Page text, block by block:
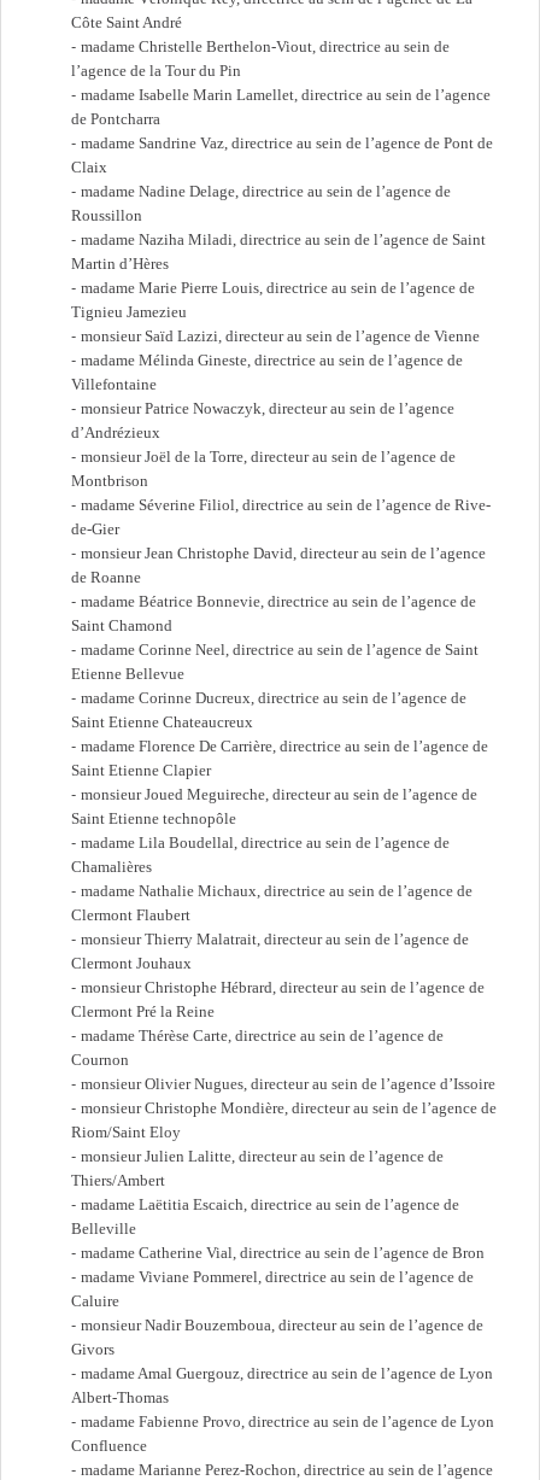
Côte Saint André
madame Christelle Berthelon-Viout, directrice au sein de
l’agence de la Tour du Pin
madame Isabelle Marin Lamellet, directrice au sein de l’agence
de Pontcharra
madame Sandrine Vaz, directrice au sein de l’agence de Pont de
Claix
madame Nadine Delage, directrice au sein de l’agence de
Roussillon
madame Naziha Miladi, directrice au sein de l’agence de Saint
Martin d’Hères
madame Marie Pierre Louis, directrice au sein de l’agence de
Tignieu Jamezieu
monsieur Saïd Lazizi, directeur au sein de l’agence de Vienne
madame Mélinda Gineste, directrice au sein de l’agence de
Villefontaine
monsieur Patrice Nowaczyk, directeur au sein de l’agence
d’Andrézieux
monsieur Joël de la Torre, directeur au sein de l’agence de
Montbrison
madame Séverine Filiol, directrice au sein de l’agence de Rive-
de-Gier
monsieur Jean Christophe David, directeur au sein de l’agence
de Roanne
madame Béatrice Bonnevie, directrice au sein de l’agence de
Saint Chamond
madame Corinne Neel, directrice au sein de l’agence de Saint
Etienne Bellevue
madame Corinne Ducreux, directrice au sein de l’agence de
Saint Etienne Chateaucreux
madame Florence De Carrière, directrice au sein de l’agence de
Saint Etienne Clapier
monsieur Joued Meguireche, directeur au sein de l’agence de
Saint Etienne technopôle
madame Lila Boudellal, directrice au sein de l’agence de
Chamalières
madame Nathalie Michaux, directrice au sein de l’agence de
Clermont Flaubert
monsieur Thierry Malatrait, directeur au sein de l’agence de
Clermont Jouhaux
monsieur Christophe Hébrard, directeur au sein de l’agence de
Clermont Pré la Reine
madame Thérèse Carte, directrice au sein de l’agence de
Cournon
monsieur Olivier Nugues, directeur au sein de l’agence d’Issoire
monsieur Christophe Mondière, directeur au sein de l’agence de
Riom/Saint Eloy
monsieur Julien Lalitte, directeur au sein de l’agence de
Thiers/Ambert
madame Laëtitia Escaich, directrice au sein de l’agence de
Belleville
madame Catherine Vial, directrice au sein de l’agence de Bron
madame Viviane Pommerel, directrice au sein de l’agence de
Caluire
monsieur Nadir Bouzemboua, directeur au sein de l’agence de
Givors
madame Amal Guergouz, directrice au sein de l’agence de Lyon
Albert-Thomas
madame Fabienne Provo, directrice au sein de l’agence de Lyon
Confluence
madame Marianne Perez-Rochon, directrice au sein de l’agence